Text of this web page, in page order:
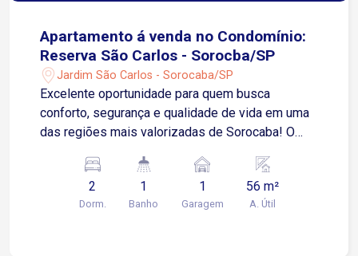
Apartamento á venda no Condomínio:
Reserva São Carlos - Sorocba/SP
Jardim São Carlos - Sorocaba/SP
Excelente oportunidade para quem busca
conforto, segurança e qualidade de vida em uma
das regiões mais valorizadas de Sorocaba! O
distribuídos em: Piso em porcelanato em todos
os ambientes O Condomínio conta com uma
completa infraestrutura de lazer e segurança,
2
Dorm.
1
Banho
1
Garagem
56 m²
A. Útil